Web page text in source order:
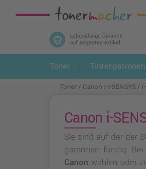
Lebenslange Garantie
auf Ampertec Artikel
In 3 einfachen Schritten ihr
und alle dazu passenden
Toner Tintenpatronen
Toner Canon i-SENSYS
Canon i-
Sie sind auf der der
garantiert fündig.
Canon wählen oder